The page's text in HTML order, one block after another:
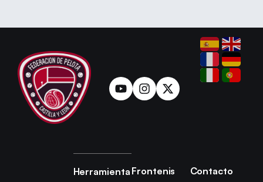
Herramienta Frontenis
Contacto